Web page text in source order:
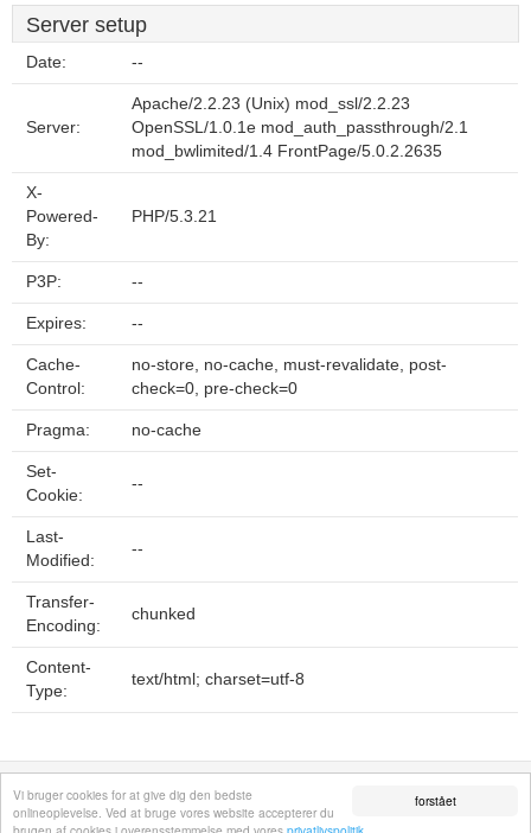
forstået
Vi bruger cookies for at give dig den bedste
onlineoplevelse. Ved at bruge vores website accepterer du
Server setup
Date: --
Server:
Apache/2.2.23 (Unix) mod_ssl/2.2.23
OpenSSL/1.0.1e mod_auth_passthrough/2.1
mod_bwlimited/1.4 FrontPage/5.0.2.2635
X-
Powered-
By:
PHP/5.3.21
P3P: --
Expires: --
Cache-
Control:
no-store, no-cache, must-revalidate, post-
check=0, pre-check=0
Pragma: no-cache
Set-
Cookie:
--
Last-
Modified:
--
Transfer-
Encoding:
chunked
Content-
Type:
text/html; charset=utf-8